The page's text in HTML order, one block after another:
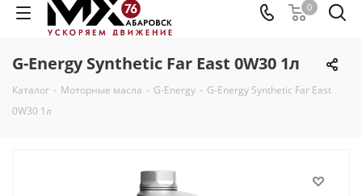
0
G-Energy Synthetic Far East 0W30 1л
Каталог - Моторные масла - G-Energy - G-Energy Synthetic Far East
0W30 1л